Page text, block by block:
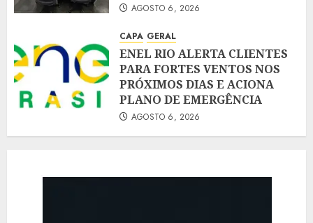
AGOSTO 6, 2026
CAPA GERAL
ENEL RIO ALERTA CLIENTES
PARA FORTES VENTOS NOS
PRÓXIMOS DIAS E ACIONA
PLANO DE EMERGÊNCIA
AGOSTO 6, 2026